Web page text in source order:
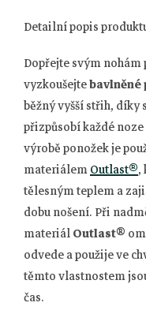
Detailní popis
Dopřejte svým
vyzkoušejte
běžný vyšší střih, díky
přizpůsobí každé
výrobě ponožek je
materiálemOutlast®,
tělesným teplem a
dobu nošení. Při
materiálOutlast®
odvede a použije ve
těmto vlastnostem
čas.